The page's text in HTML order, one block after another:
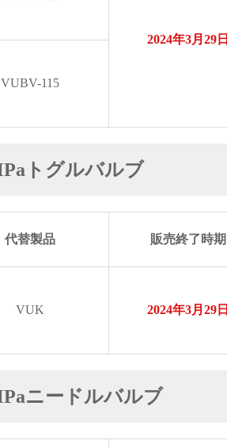
2024年3月29日
VUBV-115
トグルバルブ
代替製品 販売終了時期
VUK 2024年3月29日
ニードルバルブ